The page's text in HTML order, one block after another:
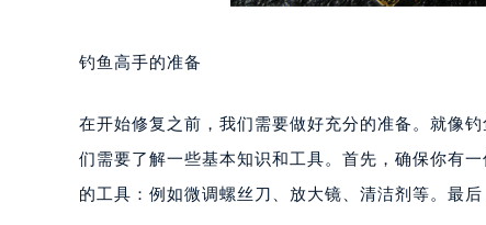
钓鱼高手的准备
在开始修复之前，我们需要做好充分的准备。就像
们需要了解一些基本知识和工具。首先，确保你有
的工具：例如微调螺丝刀、放大镜、清洁剂等。最